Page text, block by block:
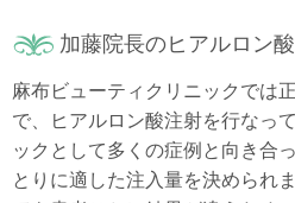
加藤院長のヒアルロン
麻布ビューティクリニックでは
で、ヒアルロン酸注射を行なっ
ックとして多くの症例と向き合
とりに適した注入量を決められ